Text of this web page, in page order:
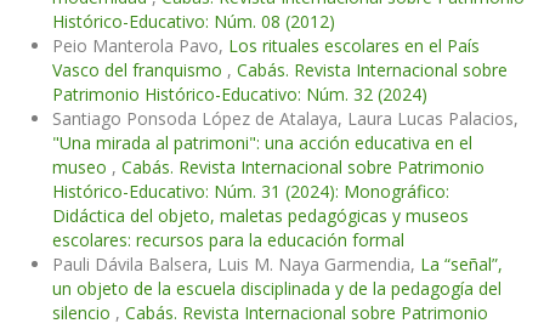
Histórico-Educativo: Núm. 08 (2012)
Peio Manterola Pavo, Los rituales escolares en el País
Vasco del franquismo , Cabás. Revista Internacional sobre
Patrimonio Histórico-Educativo: Núm. 32 (2024)
Santiago Ponsoda López de Atalaya, Laura Lucas Palacios,
"Una mirada al patrimoni": una acción educativa en el
museo , Cabás. Revista Internacional sobre Patrimonio
Histórico-Educativo: Núm. 31 (2024): Monográfico:
Didáctica del objeto, maletas pedagógicas y museos
escolares: recursos para la educación formal
Pauli Dávila Balsera, Luis M. Naya Garmendia, La “señal”,
un objeto de la escuela disciplinada y de la pedagogía del
silencio , Cabás. Revista Internacional sobre Patrimonio